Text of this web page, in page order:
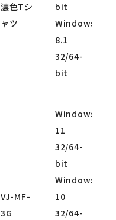
濃色Tシ
ャツ
bit
Windows
8.1
32/64-
bit
VJ-MF-
3G
Windows
11
32/64-
bit
Windows
10
32/64-